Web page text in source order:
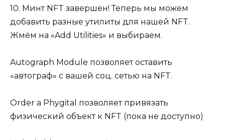
10. Минт NFT завершен! Теперь мы можем
добавить разные утилиты для нашей NFT.
Жмём на «Add Utilities» и выбираем.
Autograph Module позволяет оставить
«автограф» с вашей соц. сетью на NFT.
Order a Phygital позволяет привязать
физический объект к NFT (пока не доступно)